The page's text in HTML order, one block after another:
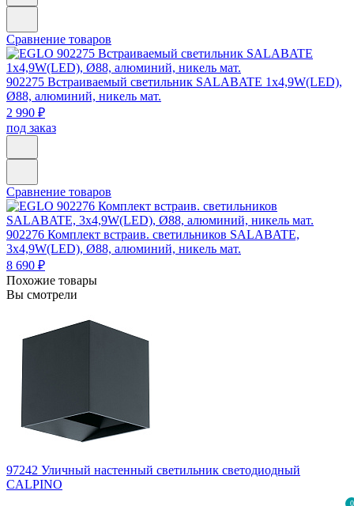
0
Сравнение товаров
902275 Встраиваемый светильник SALABATE 1х4,9W(LED),
Ø88, алюминий, никель мат.
2 990 ₽
под заказ
Сравнение товаров
902276 Комплект встраив. светильников SALABATE,
3х4,9W(LED), Ø88, алюминий, никель мат.
8 690 ₽
Похожие товары
Вы смотрели
97242 Уличный настенный светильник светодиодный
CALPINO